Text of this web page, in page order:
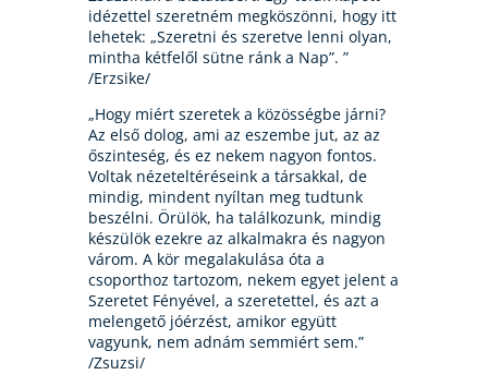
idézettel szeretném megköszönni, hogy itt
lehetek: „Szeretni és szeretve lenni olyan,
mintha kétfelől sütne ránk a Nap”. ”
/Erzsike/
„Hogy miért szeretek a közösségbe járni?
Az első dolog, ami az eszembe jut, az az
őszinteség, és ez nekem nagyon fontos.
Voltak nézeteltéréseink a társakkal, de
mindig, mindent nyíltan meg tudtunk
beszélni. Örülök, ha találkozunk, mindig
készülök ezekre az alkalmakra és nagyon
várom. A kör megalakulása óta a
csoporthoz tartozom, nekem egyet jelent a
Szeretet Fényével, a szeretettel, és azt a
melengető jóérzést, amikor együtt
vagyunk, nem adnám semmiért sem.”
/Zsuzsi/